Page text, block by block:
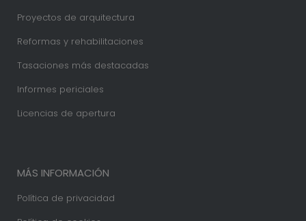
Proyectos de arquitectura
Reformas y rehabilitaciones
Tasaciones más destacadas
Informes periciales
Licencias de apertura
MÁS INFORMACIÓN
Política de privacidad